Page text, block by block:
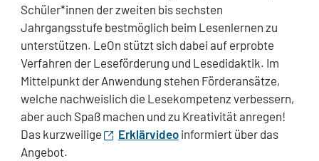
Schüler*innen der zweiten bis sechsten
Jahrgangsstufe bestmöglich beim Lesenlernen zu
unterstützen. LeOn stützt sich dabei auf erprobte
Verfahren der Leseförderung und Lesedidaktik. Im
Mittelpunkt der Anwendung stehen Förderansätze,
welche nachweislich die Lesekompetenz verbessern,
aber auch Spaß machen und zu Kreativität anregen!
Das kurzweilige
Erklärvideoinformiert über das
Angebot.